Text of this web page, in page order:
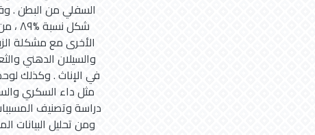
السفلي من البطن .
الأخرى مع مشكلة
والسيلان الدهني
في الإناث . وكذلك
مثل داء السكري
دراسة وتصنيف
ومن تحليل البيانات